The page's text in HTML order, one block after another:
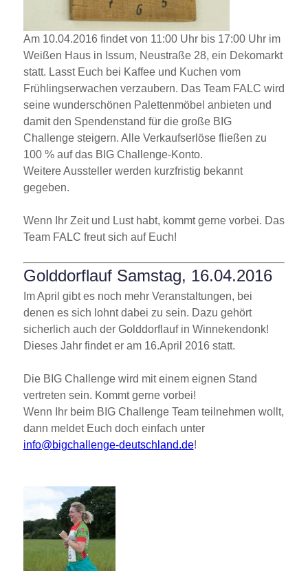
Am 10.04.2016 findet von 11:00 Uhr bis 17:00 Uhr im
Weißen Haus in Issum, Neustraße 28, ein Dekomarkt
statt. Lasst Euch bei Kaffee und Kuchen vom
Frühlingserwachen verzaubern. Das Team FALC wird
seine wunderschönen Palettenmöbel anbieten und
damit den Spendenstand für die große BIG
Challenge steigern. Alle Verkaufserlöse fließen zu
100 % auf das BIG Challenge-Konto.
Weitere Aussteller werden kurzfristig bekannt
gegeben.
Wenn Ihr Zeit und Lust habt, kommt gerne vorbei. Das
Team FALC freut sich auf Euch!
Golddorflauf Samstag, 16.04.2016
Im April gibt es noch mehr Veranstaltungen, bei
denen es sich lohnt dabei zu sein. Dazu gehört
sicherlich auch der Golddorflauf in Winnekendonk!
Dieses Jahr findet er am 16.April 2016 statt.
Die BIG Challenge wird mit einem eignen Stand
vertreten sein. Kommt gerne vorbei!
Wenn Ihr beim BIG Challenge Team teilnehmen wollt,
dann meldet Euch doch einfach unter
info@bigchallenge-deutschland.de!